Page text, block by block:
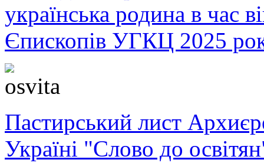
українська родина в час
Єпископів УГКЦ 2025
Пастирський лист
Україні "Слово до